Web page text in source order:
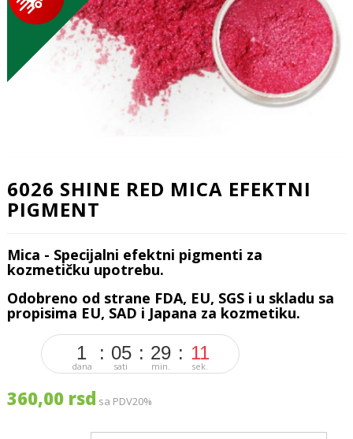
6026 SHINE RED MICA EFEKTNI
PIGMENT
Mica - Specijalni efektni pigmenti za
kozmetičku upotrebu.
Odobreno od strane FDA, EU, SGS i u skladu sa
propisima EU, SAD i Japana za kozmetiku.
1
dana
05
sati
29
min.
11
sek.
360,00 rsd sa PDV20%